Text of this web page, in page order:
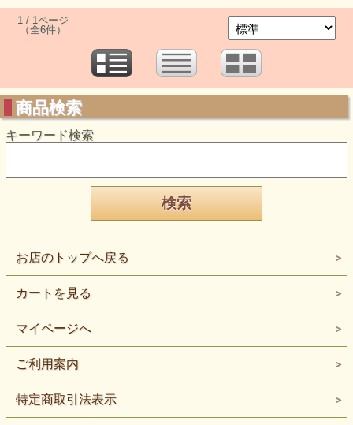
1 / 1ページ
（全6件）
商品検索
キーワード検索
お店のトップへ戻る
カートを見る
マイページへ
ご利用案内
特定商取引法表示